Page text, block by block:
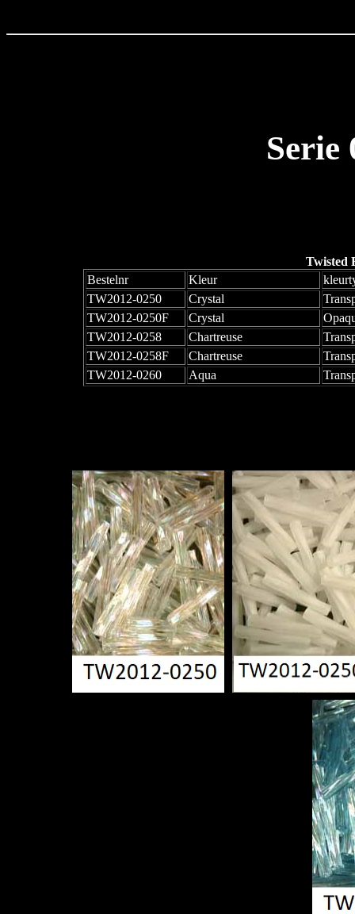
Serie
Twisted
Bestelnr
Kleur
TW2012-0250
Crystal
TW2012-0250F
Crystal
TW2012-0258
Chartreuse
TW2012-0258F
Chartreuse
TW2012-0260
Aqua